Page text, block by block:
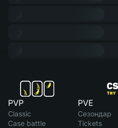
PVP
Classic
Case battle
PVE
Сезондар
Tickets